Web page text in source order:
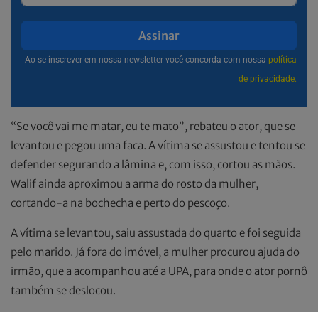
Assinar
Ao se inscrever em nossa newsletter você concorda com nossa política
de privacidade.
“Se você vai me matar, eu te mato”, rebateu o ator, que se
levantou e pegou uma faca. A vítima se assustou e tentou se
defender segurando a lâmina e, com isso, cortou as mãos.
Walif ainda aproximou a arma do rosto da mulher,
cortando-a na bochecha e perto do pescoço.
A vítima se levantou, saiu assustada do quarto e foi seguida
pelo marido. Já fora do imóvel, a mulher procurou ajuda do
irmão, que a acompanhou até a UPA, para onde o ator pornô
também se deslocou.